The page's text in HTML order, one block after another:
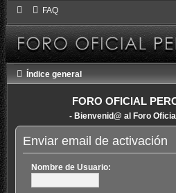
FAQ
Índice general
FORO OFICIAL
- Bienvenid@ al Foro
Enviar email de activación
Nombre de Usuario: